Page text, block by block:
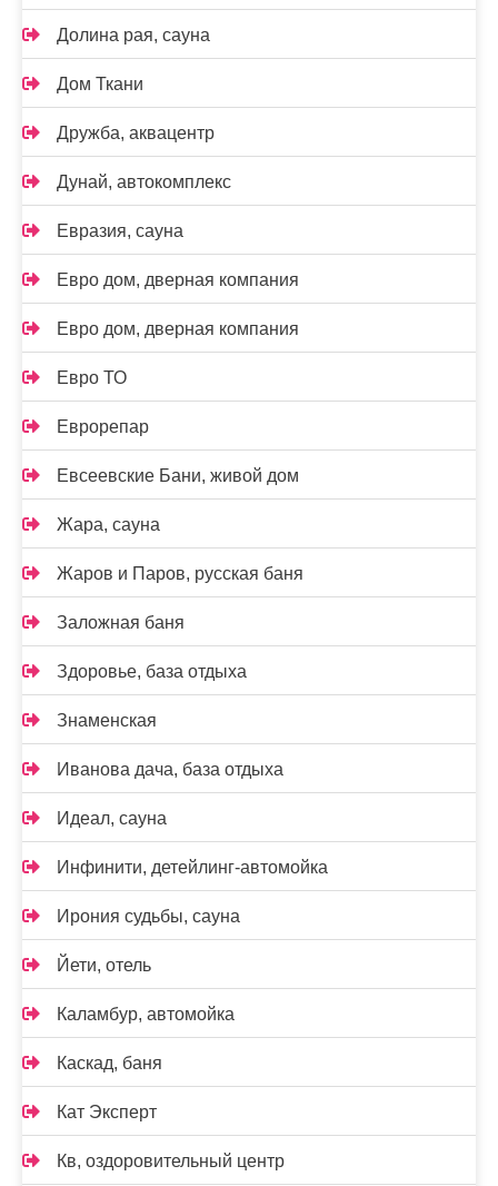
Долина рая, сауна
Дом Ткани
Дружба, аквацентр
Дунай, автокомплекс
Евразия, сауна
Евро дом, дверная компания
Евро дом, дверная компания
Евро ТО
Еврорепар
Евсеевские Бани, живой дом
Жара, сауна
Жаров и Паров, русская баня
Заложная баня
Здоровье, база отдыха
Знаменская
Иванова дача, база отдыха
Идеал, сауна
Инфинити, детейлинг-автомойка
Ирония судьбы, сауна
Йети, отель
Каламбур, автомойка
Каскад, баня
Кат Эксперт
Кв, оздоровительный центр